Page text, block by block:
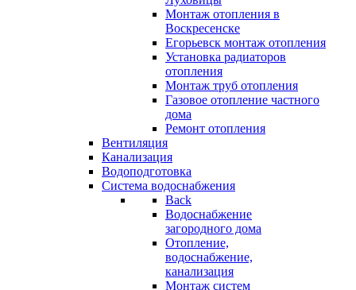
Монтаж отопления в
Воскресенске
Егорьевск монтаж отопления
Установка радиаторов
отопления
Монтаж труб отопления
Газовое отопление частного
дома
Ремонт отопления
Вентиляция
Канализация
Водоподготовка
Система водоснабжения
Back
Водоснабжение
загородного дома
Отопление,
водоснабжение,
канализация
Монтаж систем